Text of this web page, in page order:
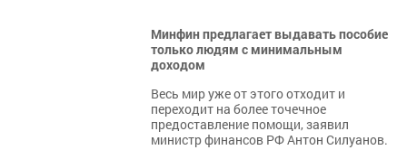
Минфин предлагает выдавать пособие
только людям с минимальным
доходом
Весь мир уже от этого отходит и
переходит на более точечное
предоставление помощи, заявил
министр финансов РФ Антон Силуанов.